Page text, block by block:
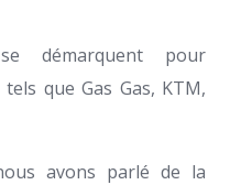
démarquent pour
que Gas Gas, KTM,
avons parlé de la